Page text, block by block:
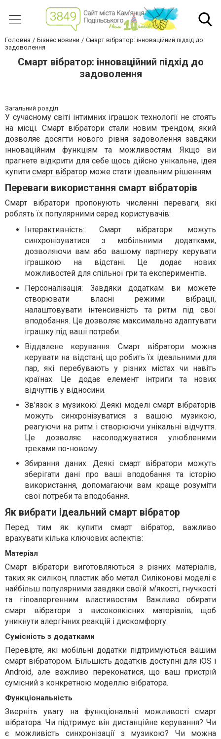
Головна Бізнес новини
Смарт вібратор: інноваційний підхід до
задоволення
Смарт вібратор: інноваційний підхід до
задоволення
Загальний розділ
У сучасному світі інтимних іграшок технології не стоять
на місці. Смарт вібратори стали новим трендом, який
дозволяє досягти нового рівня задоволення завдяки
інноваційним функціям та можливостям. Якщо ви
прагнете відкрити для себе щось дійсно унікальне, ідея
купити смарт вібратор може стати ідеальним рішенням.
Переваги використання смарт вібраторів
Смарт вібратори пропонують численні переваги, які
роблять їх популярними серед користувачів:
Інтерактивність: Смарт вібратори можуть
синхронізуватися з мобільними додатками,
дозволяючи вам або вашому партнеру керувати
іграшкою на відстані. Це додає нових
можливостей для спільної гри та експериментів.
Персоналізація: Завдяки додаткам ви можете
створювати власні режими вібрації,
налаштовувати інтенсивність та ритм під свої
вподобання. Це дозволяє максимально адаптувати
іграшку під ваші потреби.
Віддалене керування: Смарт вібратори можна
керувати на відстані, що робить їх ідеальними для
пар, які перебувають у різних містах чи навіть
країнах. Це додає елемент інтриги та нових
відчуттів у відносини.
Зв'язок з музикою: Деякі моделі смарт вібраторів
можуть синхронізуватися з вашою музикою,
реагуючи на ритм і створюючи унікальні відчуття.
Це дозволяє насолоджуватися улюбленими
треками по-новому.
Збирання даних: Деякі смарт вібратори можуть
зберігати дані про ваші вподобання та історію
використання, допомагаючи вам краще розуміти
свої потреби та вподобання.
Як вибрати ідеальний смарт вібратор
Перед тим як купити смарт вібратор, важливо
врахувати кілька ключових аспектів:
Матеріал
Смарт вібратори виготовляються з різних матеріалів,
таких як силікон, пластик або метал. Силіконові моделі є
найбільш популярними завдяки своїй м'якості, гнучкості
та гіпоалергенним властивостям. Важливо обирати
смарт вібратори з високоякісних матеріалів, щоб
уникнути алергічних реакцій і дискомфорту.
Сумісність з додатками
Перевірте, які мобільні додатки підтримуються вашим
смарт вібратором. Більшість додатків доступні для iOS і
Android, але важливо переконатися, що ваш пристрій
сумісний з конкретною моделлю вібратора.
Функціональність
Зверніть увагу на функціональні можливості смарт
вібратора. Чи підтримує він дистанційне керування? Чи
є можливість синхронізації з музикою? Чи можна